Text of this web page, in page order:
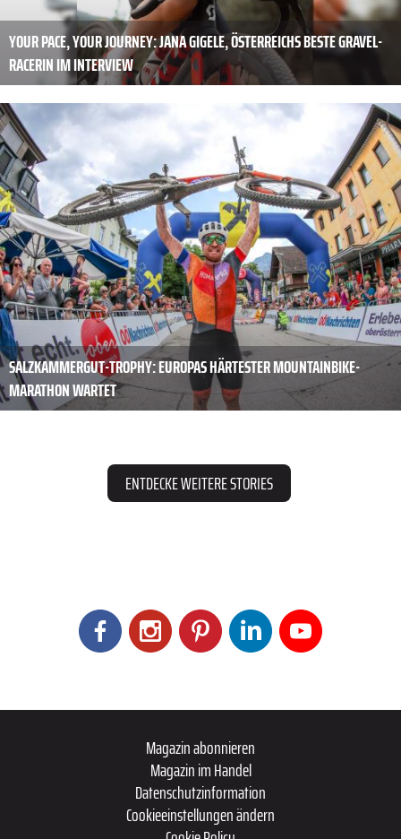
YOUR PACE, YOUR JOURNEY: JANA GIGELE, ÖSTERREICHS BESTE GRAVEL-
RACERIN IM INTERVIEW
SALZKAMMERGUT-TROPHY: EUROPAS HÄRTESTER MOUNTAINBIKE-
MARATHON WARTET
ENTDECKE WEITERE STORIES
Magazin abonnieren
Magazin im Handel
Datenschutzinformation
Cookieeinstellungen ändern